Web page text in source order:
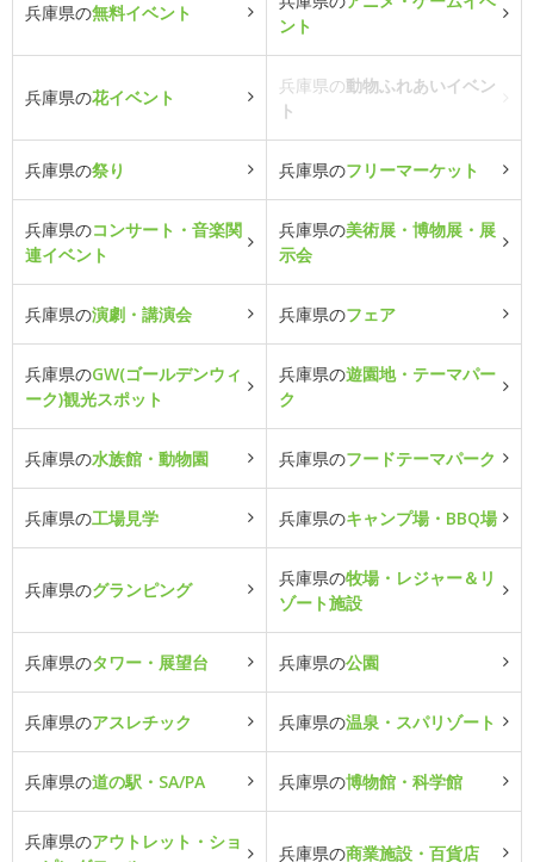
兵庫県の無料イベント
ント
兵庫県の花イベント
兵庫県の動物ふれあいイベン
ト
兵庫県の祭り 兵庫県のフリーマーケット
兵庫県のコンサート・音楽関
連イベント
兵庫県の美術展・博物展・展
示会
兵庫県の演劇・講演会 兵庫県のフェア
兵庫県のGW(ゴールデンウィ
ーク)観光スポット
兵庫県の遊園地・テーマパー
ク
兵庫県の水族館・動物園 兵庫県のフードテーマパーク
兵庫県の工場見学 兵庫県のキャンプ場・BBQ場
兵庫県のグランピング
兵庫県の牧場・レジャー＆リ
ゾート施設
兵庫県のタワー・展望台 兵庫県の公園
兵庫県のアスレチック 兵庫県の温泉・スパリゾート
兵庫県の道の駅・SA/PA 兵庫県の博物館・科学館
兵庫県のアウトレット・ショ
兵庫県の商業施設・百貨店